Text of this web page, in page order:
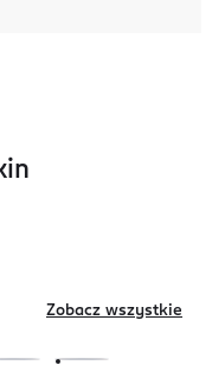
Zobacz wszystkie